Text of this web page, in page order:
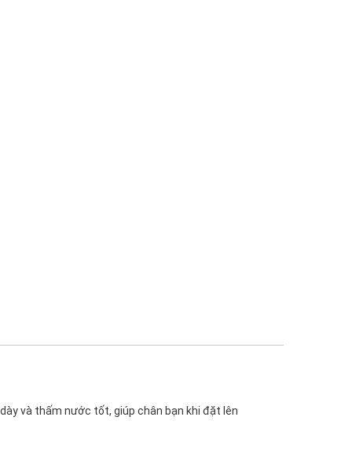
và thấm nước tốt, giúp chân bạn khi đặt lên